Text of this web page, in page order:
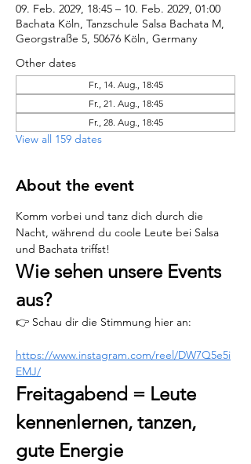
09. Feb. 2029, 18:45 – 10. Feb. 2029, 01:00
Bachata Köln, Tanzschule Salsa Bachata M,
Georgstraße 5, 50676 Köln, Germany
Other dates
Fr., 14. Aug., 18:45
Fr., 21. Aug., 18:45
Fr., 28. Aug., 18:45
View all 159 dates
About the event
Komm vorbei und tanz dich durch die
Nacht, während du coole Leute bei Salsa
und Bachata triffst!
Wie sehen unsere Events
aus?
👉 Schau dir die Stimmung hier an:
https://www.instagram.com/reel/DW7Q5e5i
EMJ/
Freitagabend = Leute
kennenlernen, tanzen,
gute Energie